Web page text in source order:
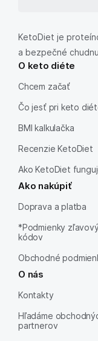
KetoDiet je
a bezpečné
O keto diéte
Chcem začať
Čo jesť pri keto
BMI kalkulačka
Recenzie KetoDiet
Ako KetoDiet
Ako nakúpiť
Doprava a platba
*Podmienky
kódov
Obchodné
O nás
Kontakty
Hľadáme
partnerov